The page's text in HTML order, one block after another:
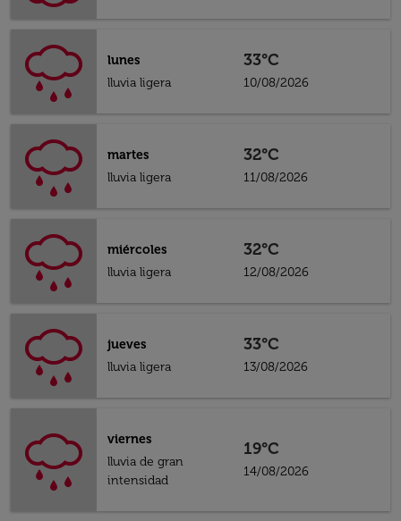
lunes
lluvia ligera
33°C
10/08/2026
martes
lluvia ligera
32°C
11/08/2026
miércoles
lluvia ligera
32°C
12/08/2026
jueves
lluvia ligera
33°C
13/08/2026
viernes
lluvia de gran
intensidad
19°C
14/08/2026